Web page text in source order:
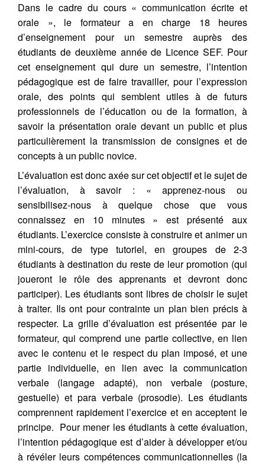
Dans le cadre du cours « communication écrite et
orale », le formateur a en charge 18 heures
d’enseignement pour un semestre auprès des
étudiants de deuxième année de Licence SEF. Pour
cet enseignement qui dure un semestre, l’intention
pédagogique est de faire travailler, pour l’expression
orale, des points qui semblent utiles à de futurs
professionnels de l’éducation ou de la formation, à
savoir la présentation orale devant un public et plus
particulièrement la transmission de consignes et de
concepts à un public novice.
L’évaluation est donc axée sur cet objectif et le sujet de
l’évaluation, à savoir : « apprenez-nous ou
sensibilisez-nous à quelque chose que vous
connaissez en 10 minutes » est présenté aux
étudiants. L’exercice consiste à construire et animer un
mini-cours, de type tutoriel, en groupes de 2-3
étudiants à destination du reste de leur promotion (qui
joueront le rôle des apprenants et devront donc
participer). Les étudiants sont libres de choisir le sujet
à traiter. Ils ont pour contrainte un plan bien précis à
respecter. La grille d’évaluation est présentée par le
formateur, qui comprend une partie collective, en lien
avec le contenu et le respect du plan imposé, et une
partie individuelle, en lien avec la communication
verbale (langage adapté), non verbale (posture,
gestuelle) et para verbale (prosodie). Les étudiants
comprennent rapidement l’exercice et en acceptent le
principe. Pour mener les étudiants à cette évaluation,
l’intention pédagogique est d’aider à développer et/ou
à révéler leurs compétences communicationnelles (la